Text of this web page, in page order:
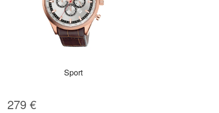
Sport
279 €